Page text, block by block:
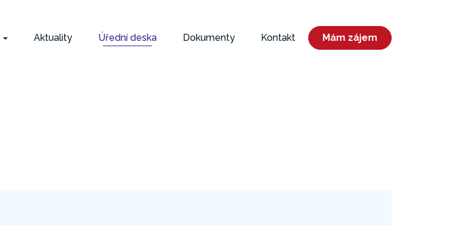
Aktuality Úřední deska Dokumenty Kontakt Mám zájem